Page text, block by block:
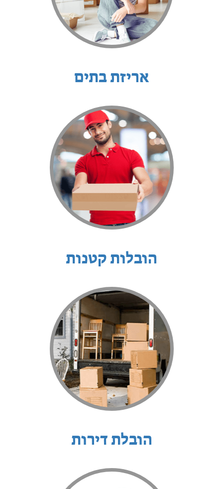
אריזת בתים
הובלות קטנות
הובלת דירות